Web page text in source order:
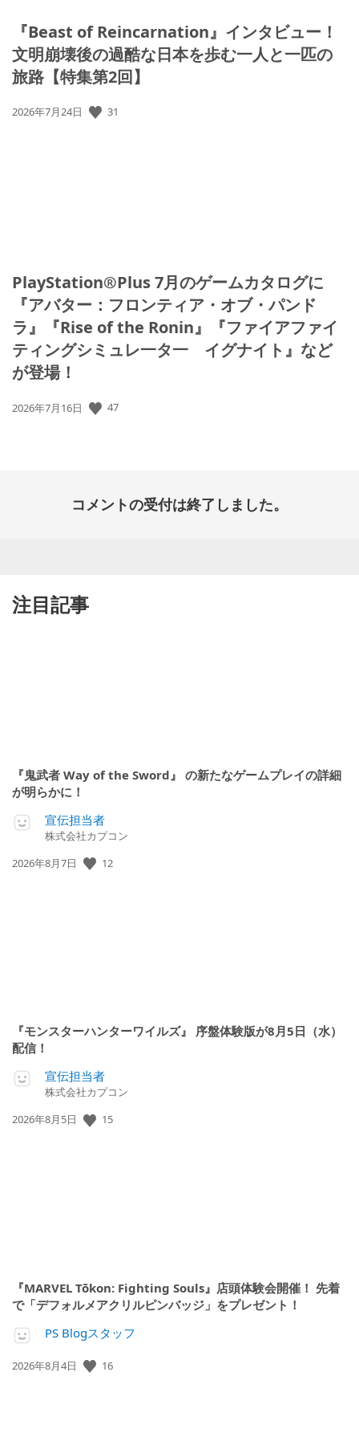
『Beast of Reincarnation』インタビュー！
文明崩壊後の過酷な日本を歩む一人と一匹の
旅路【特集第2回】
公
2026年7月24日 31
PlayStation®Plus 7月のゲームカタログに
『アバター：フロンティア・オブ・パンド
ラ』『Rise of the Ronin』『ファイアファイ
ティングシミュレ一タ一 イグナイト』など
が登場！
公
2026年7月16日 47
コメントの受付は終了しました。
注目記事
『鬼武者 Way of the Sword』 の新たなゲームプレイの詳細
が明らかに！
宣伝担当者
株式会社カプコン
公
2026年8月7日 12
『モンスターハンターワイルズ』 序盤体験版が8月5日（水）
配信！
宣伝担当者
株式会社カプコン
公
2026年8月5日 15
『MARVEL Tōkon: Fighting Souls』店頭体験会開催！ 先着
で「デフォルメアクリルピンバッジ」をプレゼント！
PS Blogスタッフ
公
2026年8月4日 16